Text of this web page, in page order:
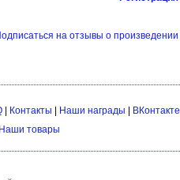
на отзывы о произведении
| Контакты | Наши награды | ВКонтакте
Наши товары